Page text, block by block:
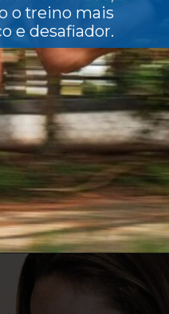
o treino mais
e desafiador.